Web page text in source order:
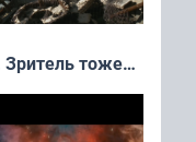
Зритель тоже…